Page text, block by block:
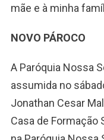
mãe e à minha
NOVO PÁROCO
A Paróquia Nossa
assumida no
Jonathan Cesar
Casa de Formação